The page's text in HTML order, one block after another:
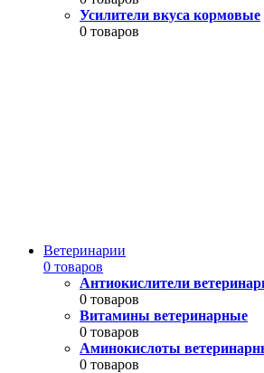
Усилители вкуса кормовые
0 товаров
Ветеринарии
0 товаров
Антиокислители
0 товаров
Витамины ветеринарные
0 товаров
Аминокислоты
0 товаров